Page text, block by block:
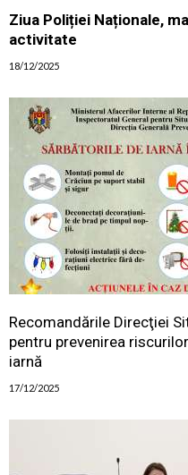
Ziua Poliției Naționale,
activitate
18/12/2025
Recomandările Direcţiei
pentru prevenirea
iarnă
17/12/2025